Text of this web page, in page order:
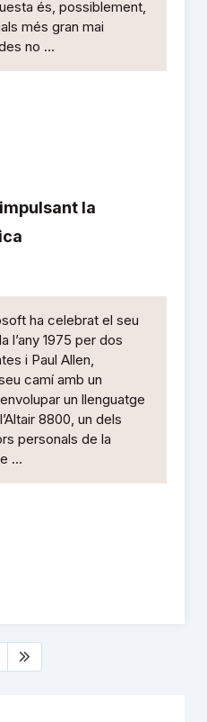
és, possiblement,
més gran mai
no ...
la
ha celebrat el seu
l’any 1975 per dos
i Paul Allen,
camí amb un
un llenguatge
8800, un dels
personals de la
...